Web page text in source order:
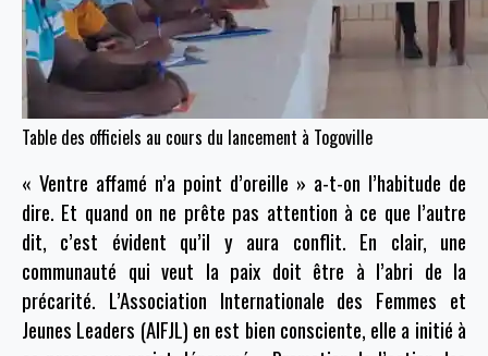
Table des officiels au cours du lancement à Togoville
« Ventre affamé n’a point d’oreille » a-t-on l’habitude de
dire. Et quand on ne prête pas attention à ce que l’autre
dit, c’est évident qu’il y aura conflit. En clair, une
communauté qui veut la paix doit être à l’abri de la
précarité. L’Association Internationale des Femmes et
Jeunes Leaders (AIFJL) en est bien consciente, elle a initié à